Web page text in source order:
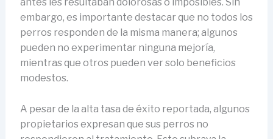
embargo, es importante destacar que no todos los
perros responden de la misma manera; algunos
pueden no experimentar ninguna mejoría,
mientras que otros pueden ver solo beneficios
modestos.
A pesar de la alta tasa de éxito reportada, algunos
propietarios expresan que sus perros no